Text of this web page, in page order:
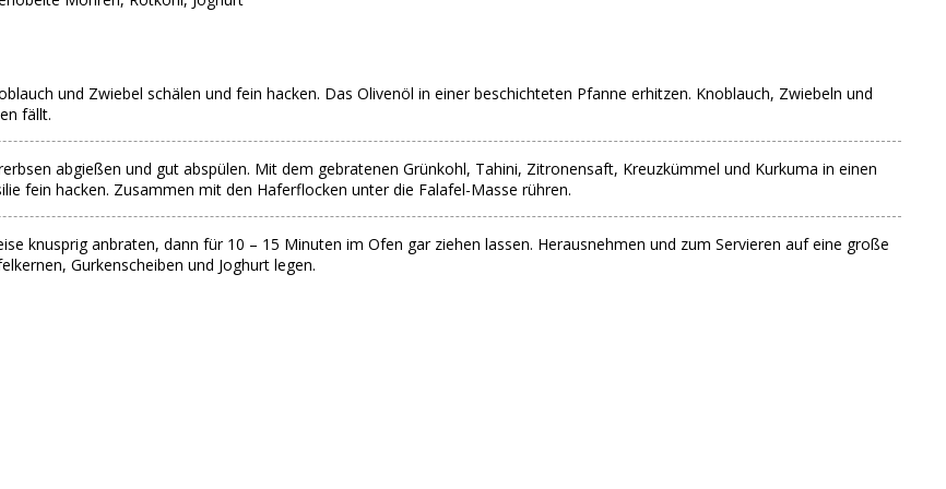
und Zwiebel schälen und fein hacken. Das Olivenöl in einer beschichteten Pfanne erhitzen. Knoblauch, Zwiebeln und
fällt.
abgießen und gut abspülen. Mit dem gebratenen Grünkohl, Tahini, Zitronensaft, Kreuzkümmel und Kurkuma in einen
fein hacken. Zusammen mit den Haferflocken unter die Falafel-Masse rühren.
knusprig anbraten, dann für 10 – 15 Minuten im Ofen gar ziehen lassen. Herausnehmen und zum Servieren auf eine große
Gurkenscheiben und Joghurt legen.